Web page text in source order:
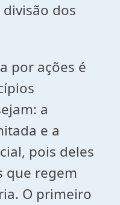
dos
por ações é
a
e a
pois deles
que regem
O primeiro